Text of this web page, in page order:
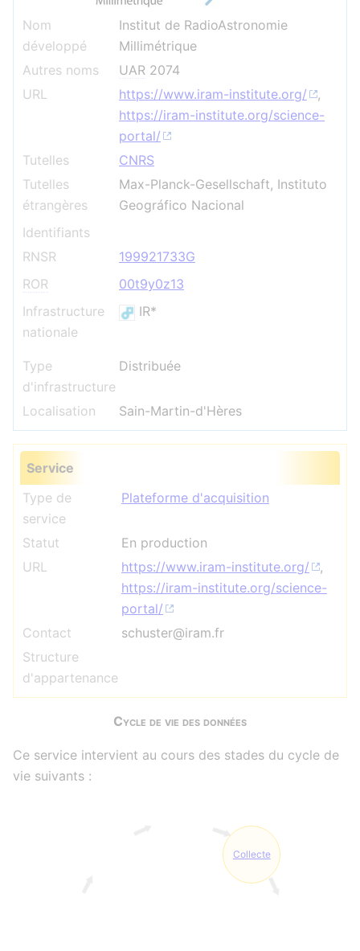
Nom
développé
Institut de RadioAstronomie
Millimétrique
Autres noms
UAR 2074
URL
https://www.iram-institute.org/
,
https://iram-institute.org/science-
portal/
Tutelles
CNRS
Tutelles
étrangères
Max-Planck-Gesellschaft, Instituto
Geográfico Nacional
Identifiants
RNSR
199921733G
ROR
00t9y0z13
Infrastructure
nationale
IR*
Type
d'infrastructure
Distribuée
Localisation Sain-Martin-d'Hères
Service
Type de
service
Plateforme d'acquisition
Statut
En production
URL
https://www.iram-institute.org/
,
https://iram-institute.org/science-
portal/
Contact
schuster@iram.fr
Structure
d'appartenance
Cycle de vie des données
Ce service intervient au cours des stades du cycle de
vie suivants :
Collecte